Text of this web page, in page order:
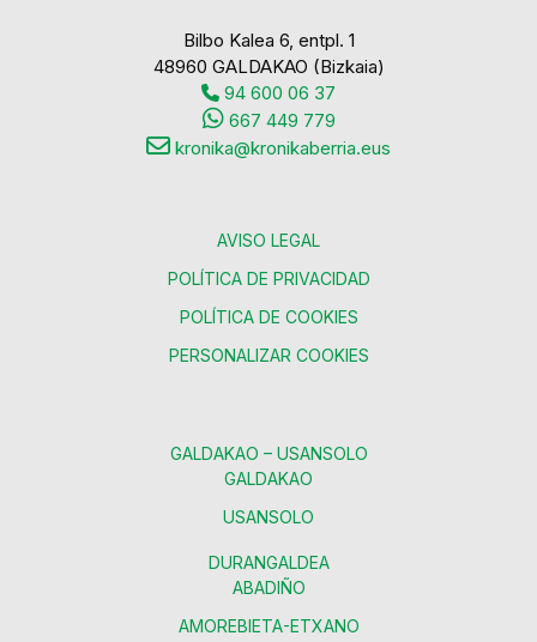
Bilbo Kalea 6, entpl. 1
48960 GALDAKAO (Bizkaia)
94 600 06 37
667 449 779
kronika@kronikaberria.eus
AVISO LEGAL
POLÍTICA DE PRIVACIDAD
POLÍTICA DE COOKIES
PERSONALIZAR COOKIES
GALDAKAO – USANSOLO
GALDAKAO
USANSOLO
DURANGALDEA
ABADIÑO
AMOREBIETA-ETXANO